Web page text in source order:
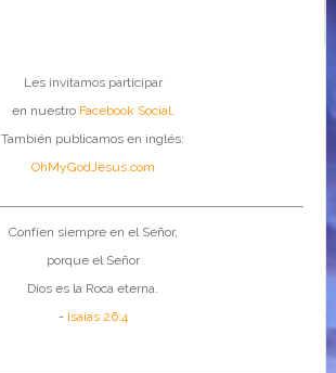
Les invitamos participar
en nuestro Facebook Social.
También publicamos en inglés:
OhMyGodJesus.com
Confíen siempre en el Señor,
porque el Señor
Dios es la Roca eterna.
- Isaías 26:4